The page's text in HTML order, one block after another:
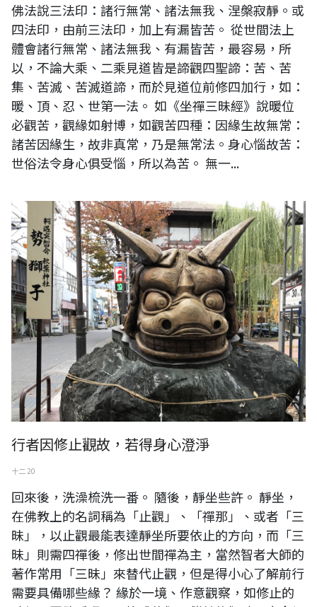
佛法說三法印：諸行無常、諸法無我、涅槃寂靜。或
四法印，由前三法印，加上有漏皆苦。 從世間法上
體會諸行無常、諸法無我、有漏皆苦，最容易，所
以，不論大乘、二乘見道皆是諦觀四聖諦：苦、苦
集、苦滅、苦滅道諦，而於見道位前修四加行，如：
暖、頂、忍、世第一法。 如《坐禪三昧經》說暖位
必觀苦，觀緣如射博，如觀苦四種：因緣生故無常：
諸苦因緣生，故非真常，乃是無常法。身心惱故苦：
世俗法令身心俱受惱，所以為苦。 無一...
行者因修止觀故，若得身心澄淨
行者因修止觀故，若得身心澄淨
十二 20
回來後，洗澡梳洗一番。 隨後，靜坐些許。 靜坐，
在佛教上的名詞稱為「止觀」、「禪那」、或者「三
昧」，以止觀最能表達靜坐所要依止的方向，而「三
昧」則需四禪後，修出世間禪為主，當然智者大師的
著作常用「三昧」來替代止觀，但是得小心了解前行
需要具備哪些緣？ 緣於一境、作意觀察，如修止的